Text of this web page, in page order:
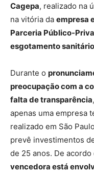
Cagepa, realizado na
na vitória da empresa
Parceria Público-
esgotamento sanitário
Durante o
preocupação com a
falta de transparência
apenas uma empresa
realizado em São
prevê investimentos
de 25 anos. De
vencedora está